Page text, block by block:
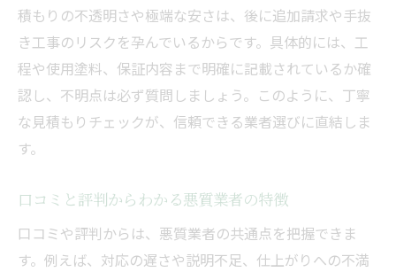
積もりの不透明さや極端な安さは、後に追加請求や手抜
き工事のリスクを孕んでいるからです。具体的には、工
程や使用塗料、保証内容まで明確に記載されているか確
認し、不明点は必ず質問しましょう。このように、丁寧
な見積もりチェックが、信頼できる業者選びに直結しま
す。
口コミと評判からわかる悪質業者の特徴
口コミや評判からは、悪質業者の共通点を把握できま
す。例えば、対応の遅さや説明不足、仕上がりへの不満